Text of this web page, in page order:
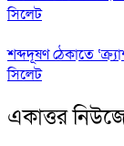
সিলেট
শব্দদূষণ ঠেকাতে
সিলেট
একাত্তর